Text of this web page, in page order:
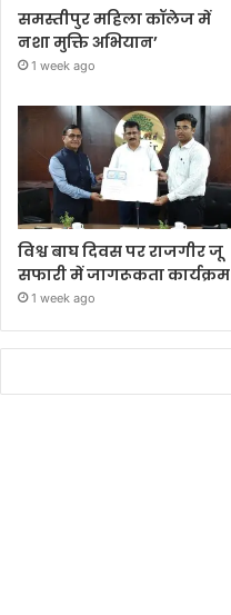
समस्तीपुर महिला कॉलेज में
नशा मुक्ति अभियान’
1 week ago
विश्व बाघ दिवस पर राजगीर जू
सफारी में जागरूकता कार्यक्रम
1 week ago